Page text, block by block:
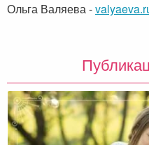
Ольга Валяева-